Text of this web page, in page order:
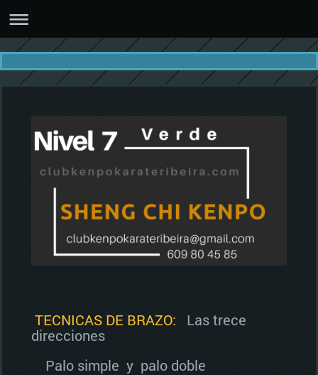
TECNICAS DE BRAZO:
Las trece
direcciones
Palo simple y palo doble